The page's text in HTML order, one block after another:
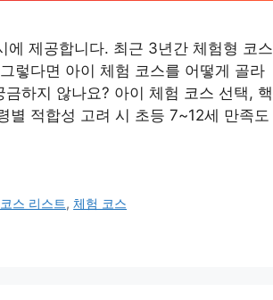
에 제공합니다. 최근 3년간 체험형 코스
렇다면 아이 체험 코스를 어떻게 골라
하지 않나요? 아이 체험 코스 선택, 핵
적합성 고려 시 초등 7~12세 만족도
스 리스트, 체험 코스